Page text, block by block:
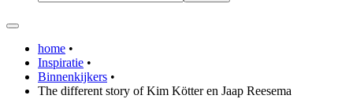
home •
Inspiratie •
Binnenkijkers •
The different story of Kim Kötter en Jaap Reesema